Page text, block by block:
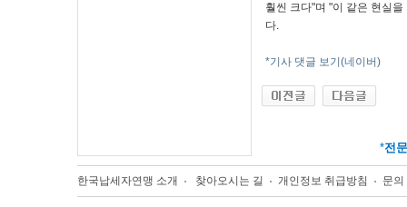
훨씬 크다"며 "이 같은 현실
다.
*기사 댓글 보기(네이버)
*전문
한국납세자연맹 소개 찾아오시는 길 개인정보 취급방침 문